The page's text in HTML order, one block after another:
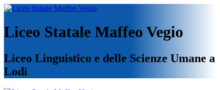
Liceo Statale Maffeo Vegio
Liceo Linguistico e delle Scienze Umane a
Lodi